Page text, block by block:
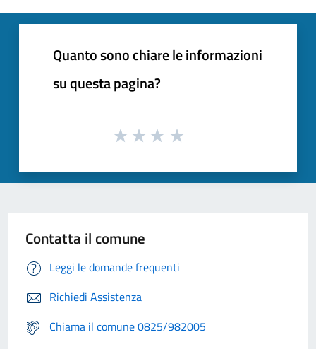
Quanto sono chiare le informazioni
su questa pagina?
Contatta il comune
Leggi le domande frequenti
Richiedi Assistenza
Chiama il comune 0825/982005